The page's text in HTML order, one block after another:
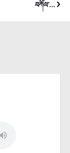
བཀོལ་...